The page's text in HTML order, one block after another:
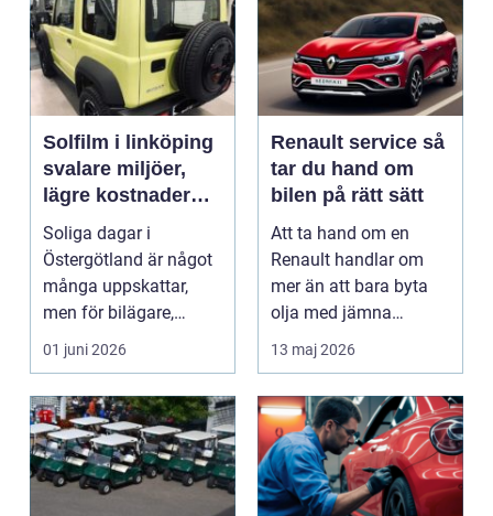
Solfilm i linköping
svalare miljöer,
lägre kostnader
och bättre komfort
Soliga dagar i
Östergötland är något
många uppskattar,
men för bilägare,
båtägare och
fastighetsförv...
01 juni 2026
Renault service så
tar du hand om
bilen på rätt sätt
Att ta hand om en
Renault handlar om
mer än att bara byta
olja med jämna
mellanrum. För många
biläga...
13 maj 2026